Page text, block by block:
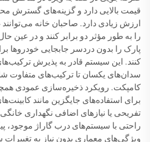
قیمت بالایی دارد و گزینه‌های گسترش
ارزش زیادی دارد. صاحبان خانه
را به طور مؤثر دو برابر کنند و در
پارک را بدون دردسر جابجایی خودروها
کنند. این سیستم قادر به پذیرش
کامپکت. رویکرد ذخیره‌سازی عمودی
برای استفاده‌های جایگزین مانند
تفریحی یا نیازهای اضافی نگهداری
راحتی با سیستم‌های درب گاراژ موجود،
ویژگی‌های معماری بدون نیاز به